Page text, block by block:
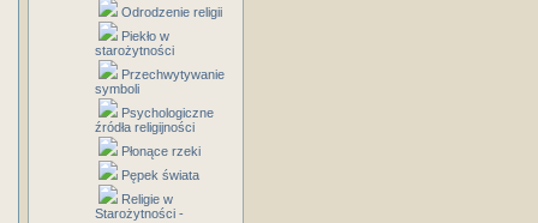
Odrodzenie religii
Piekło w
starożytności
Przechwytywanie
symboli
Psychologiczne
źródła religijności
Płonące rzeki
Pępek świata
Religie w
Starożytności -